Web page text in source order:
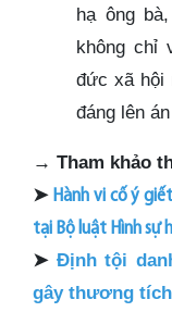
hạ ông
không chỉ
đức xã hội
đáng lên
→ Tham khảo
➤ Hành vi cố ý
tại Bộ luật Hình sự
➤ Định tội
gây thương tích